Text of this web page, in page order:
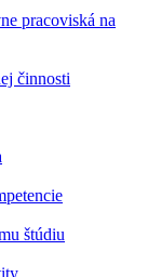
pracoviská na
činnosti
štúdiu